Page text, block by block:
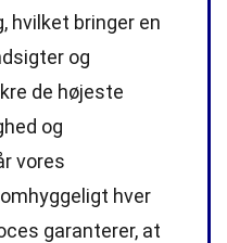
hvilket bringer en
og
de højeste
og
vores
omhyggeligt hver
garanterer, at